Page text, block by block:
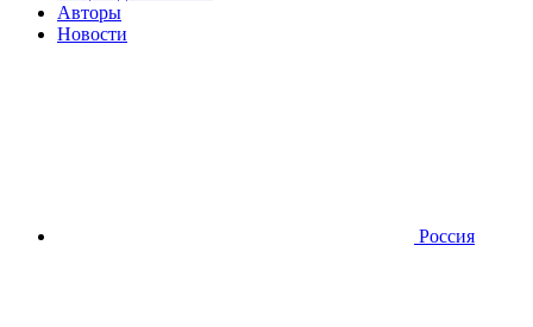
Авторы
Новости
Россия